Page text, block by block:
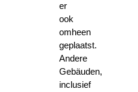
er
ook
omheen
geplaatst.
Andere
Gebäuden,
inclusief